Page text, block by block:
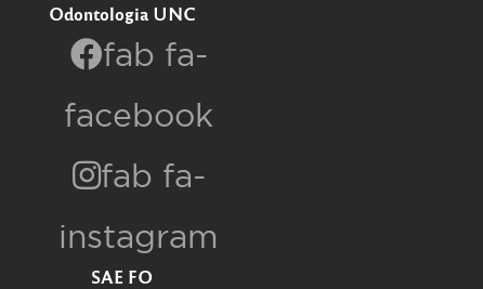
Odontologia UNC
fab fa-
facebook
fab fa-
instagram
SAE FO